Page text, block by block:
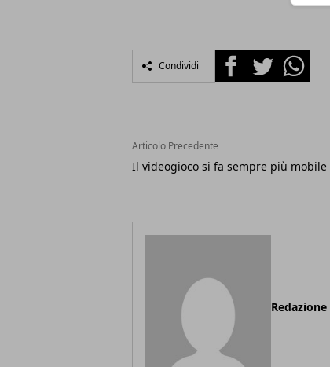
Condividi FacebookTwitterWhatsapp
Articolo Precedente
Il videogioco si fa sempre più mobile
Redazione